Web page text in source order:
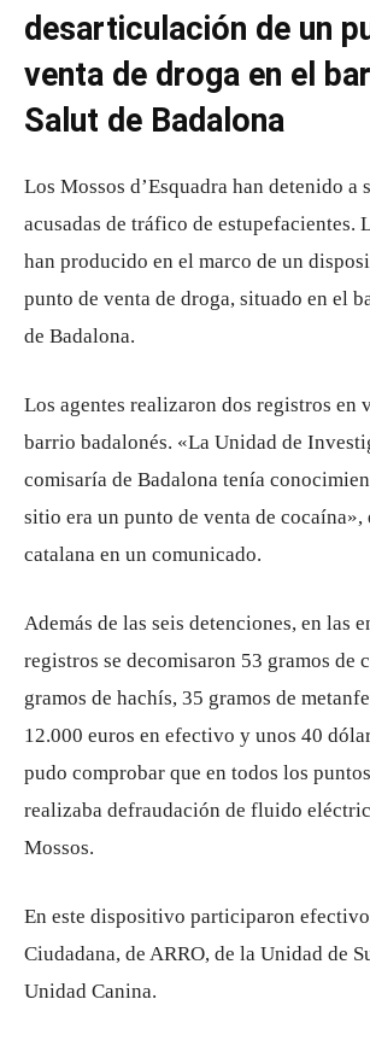
desarticulación de un
venta de droga en el
Salut de Badalona
Los Mossos d’Esquadra han detenido a
acusadas de tráfico de estupefacientes.
han producido en el marco de un
punto de venta de droga, situado en el
de Badalona.
Los agentes realizaron dos registros en
barrio badalonés. «La Unidad de
comisaría de Badalona tenía
sitio era un punto de venta de
catalana en un comunicado.
Además de las seis detenciones, en las
registros se decomisaron 53 gramos de
gramos de hachís, 35 gramos de
12.000 euros en efectivo y unos 40
pudo comprobar que en todos los
realizaba defraudación de fluido
Mossos.
En este dispositivo participaron
Ciudadana, de ARRO, de la Unidad de
Unidad Canina.